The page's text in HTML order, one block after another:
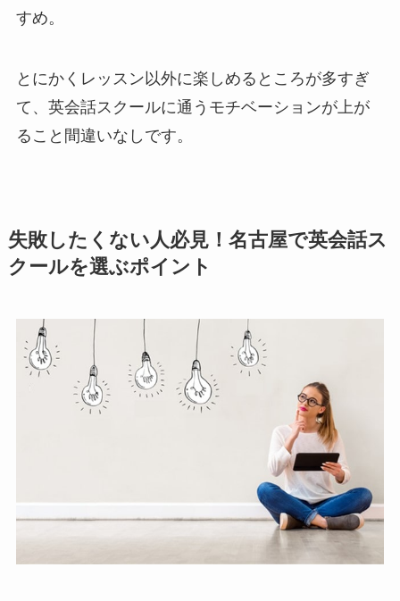
すめ。
とにかくレッスン以外に楽しめるところが多すぎ
て、英会話スクールに通うモチベーションが上が
ること間違いなしです。
失敗したくない人必見！名古屋で英会話ス
クールを選ぶポイント